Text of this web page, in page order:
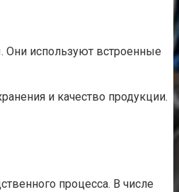
Они используют встроенные
и качество продукции.
процесса. В числе